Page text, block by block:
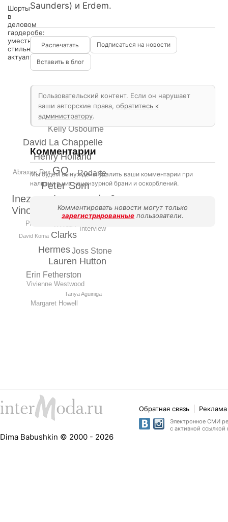
Шорты
в
деловом
гардеробе:
уместно,
стильно,
актуально!
Inez van Lamweerde &
Vinoodh Matadin
Peter Som
GQ
Clarks
Henry Holland
Hermеs
Lauren Hutton
David La Chappelle
Rodarte
Erin Fetherston
Joss Stone
Kelly Osbourne
Abraxas Rex
Pinko
Miuccia Prada
Vivienne Westwood
Interview
Margaret Howell
Rianne ten Haken
David Koma
Tanya Aguiniga
Saunders) и Erdem.
Подписаться на новости
Вставить в блог
Пользовательский контент. Если он нарушает
ваши авторские права,обратитесь к
администратору.
Комментарии
Мы будем вынуждены удалить ваши комментарии при
наличии в них нецензурной брани и оскорблений.
Комментировать новости могут только
зарегистрированные пользователи.
Dima Babushkin © 2000 - 2026
Обратная связь
Электронное СМИ
с активной ссылкой